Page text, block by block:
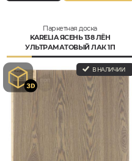
Паркетная доска
KARELIA ЯСЕНЬ 138 ЛЁН
УЛЬТРАМАТОВЫЙ ЛАК 1П
В НАЛИЧИИ